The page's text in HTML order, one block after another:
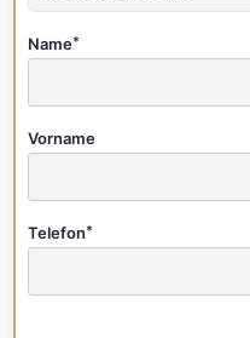
Name*
Vorname
Telefon*